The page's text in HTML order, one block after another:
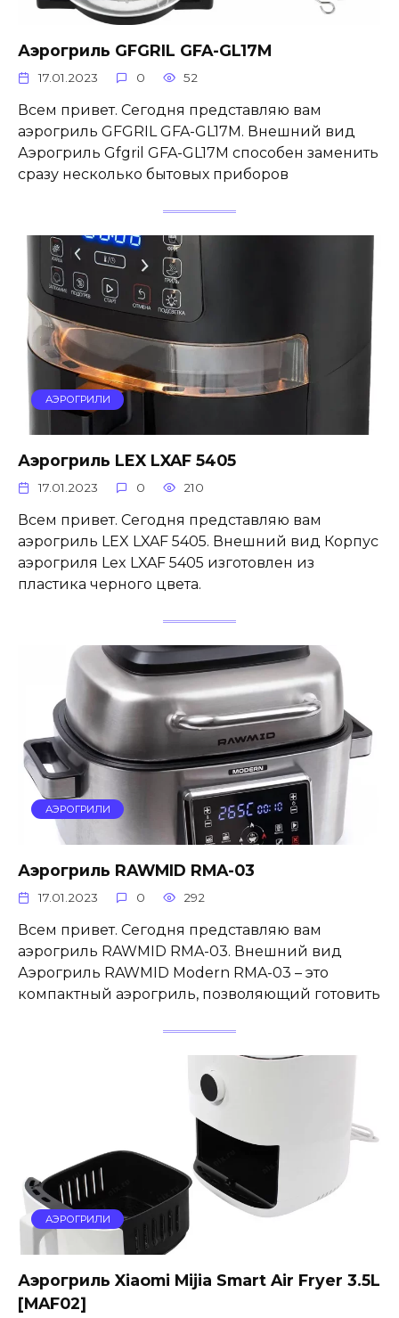
Аэрогриль GFGRIL GFA-GL17M
17.01.2023 0 52
Всем привет. Сегодня представляю вам
аэрогриль GFGRIL GFA-GL17M. Внешний вид
Аэрогриль Gfgril GFA-GL17M способен заменить
сразу несколько бытовых приборов
АЭРОГРИЛИ
Аэрогриль LEX LXAF 5405
17.01.2023 0 210
Всем привет. Сегодня представляю вам
аэрогриль LEX LXAF 5405. Внешний вид Корпус
аэрогриля Lex LXAF 5405 изготовлен из
пластика черного цвета.
АЭРОГРИЛИ
Аэрогриль RAWMID RMA-03
17.01.2023 0 292
Всем привет. Сегодня представляю вам
аэрогриль RAWMID RMA-03. Внешний вид
Аэрогриль RAWMID Modern RMA-03 – это
компактный аэрогриль, позволяющий готовить
АЭРОГРИЛИ
Аэрогриль Xiaomi Mijia Smart Air Fryer 3.5L
[MAF02]